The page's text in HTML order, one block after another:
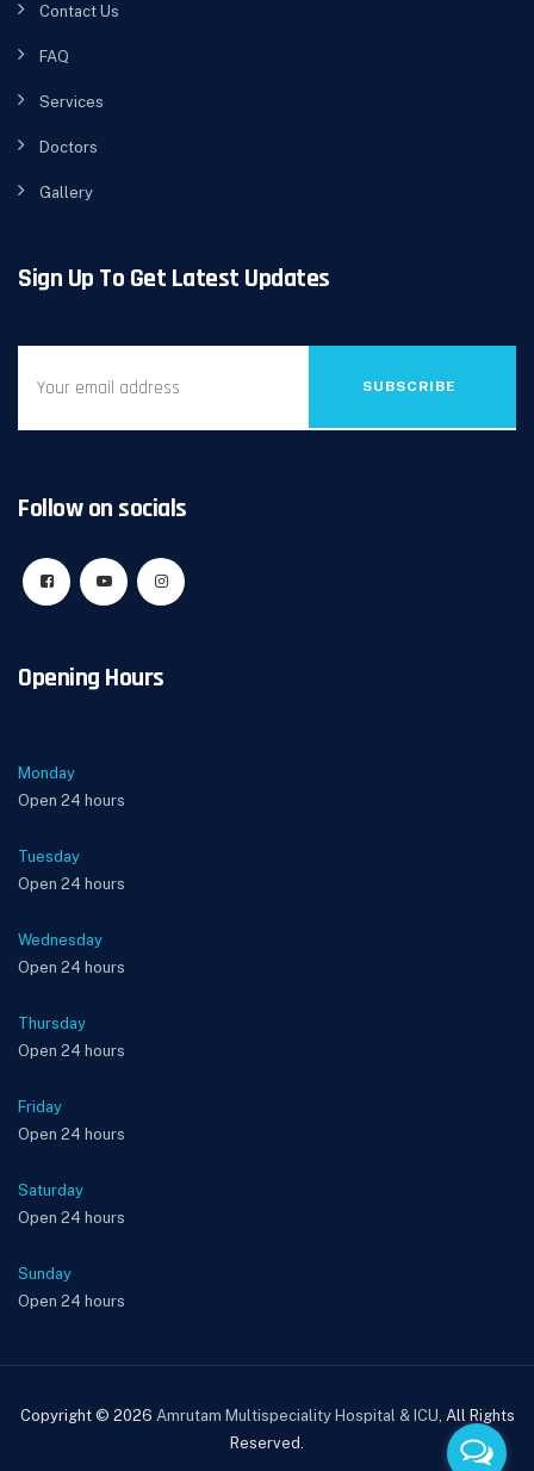
Contact Us
FAQ
Services
Doctors
Gallery
Sign Up To Get Latest Updates
SUBSCRIBE
Follow on socials
Opening Hours
Monday
Open 24 hours
Tuesday
Open 24 hours
Wednesday
Open 24 hours
Thursday
Open 24 hours
Friday
Open 24 hours
Saturday
Open 24 hours
Sunday
Open 24 hours
Copyright © 2026 Amrutam Multispeciality Hospital & ICU, All Rights
Reserved.